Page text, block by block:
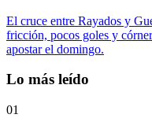
El cruce entre Rayados y
fricción, pocos goles y
apostar el domingo.
Lo más leído
01